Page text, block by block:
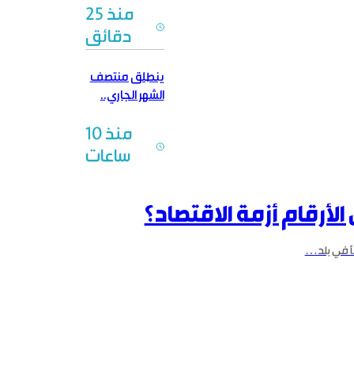
منذ 25
دقائق
ينطلق منتصف
الشهر الجاري..
سوريا” يجوب
مدن وبلدات
منذ 10
ساعات
أزمة الاقتصاد؟